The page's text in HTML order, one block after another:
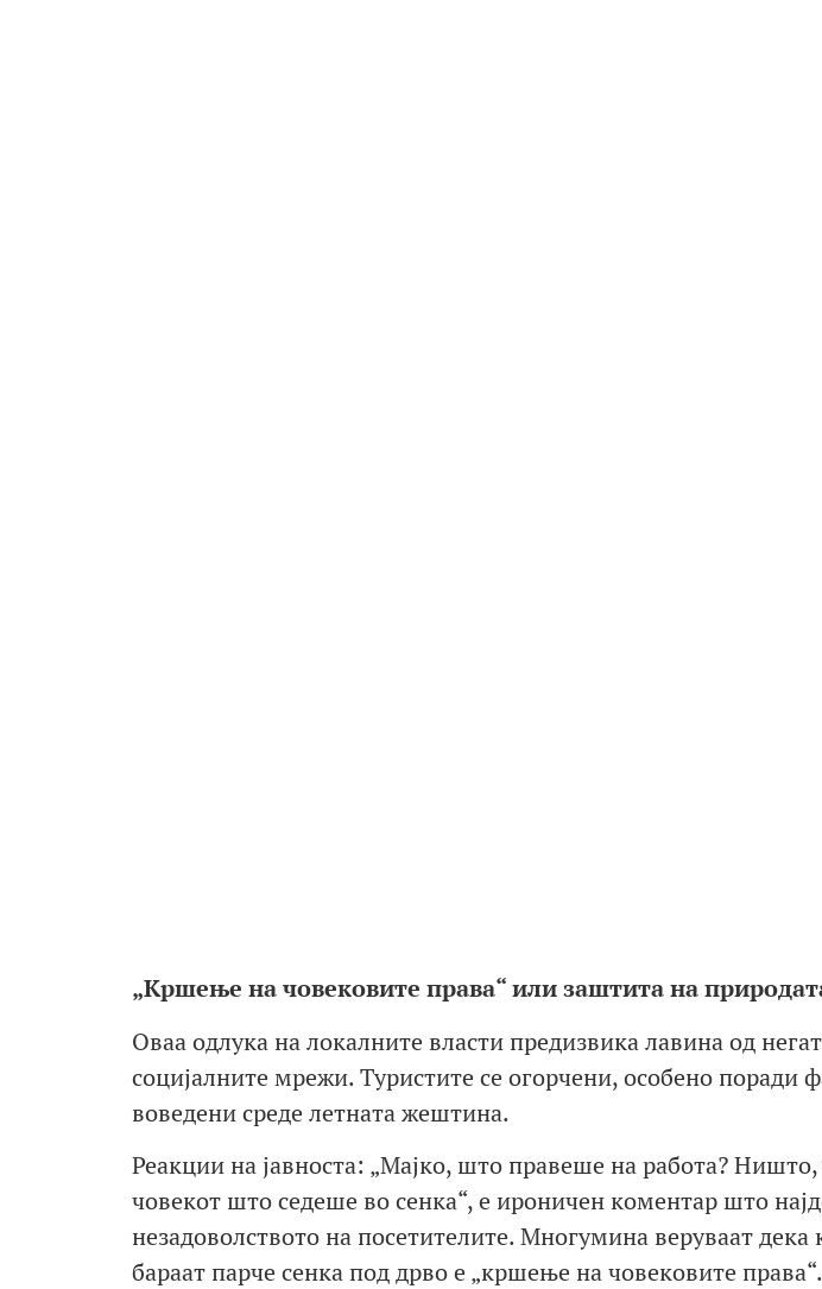
„Кршење на човековите права“ или заштита на
Оваа одлука на локалните власти предизвика лавина од
социјалните мрежи. Туристите се огорчени, особено поради
воведени среде летната жештина.
Реакции на јавноста: „Мајко, што правеше на работа?
човекот што седеше во сенка“, е ироничен коментар што
незадоволството на посетителите. Многумина веруваат дека
бараат парче сенка под дрво е „кршење на човековите права“.